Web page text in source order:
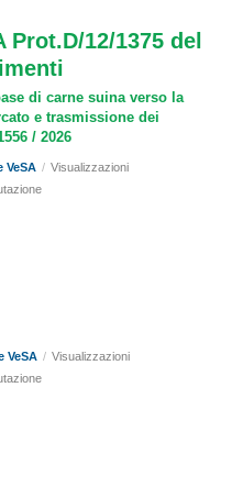
Prot.D/12/1375 del
di carne suina verso la
e trasmissione dei
/ 2026
VeSA / Visualizzazioni
VeSA / Visualizzazioni